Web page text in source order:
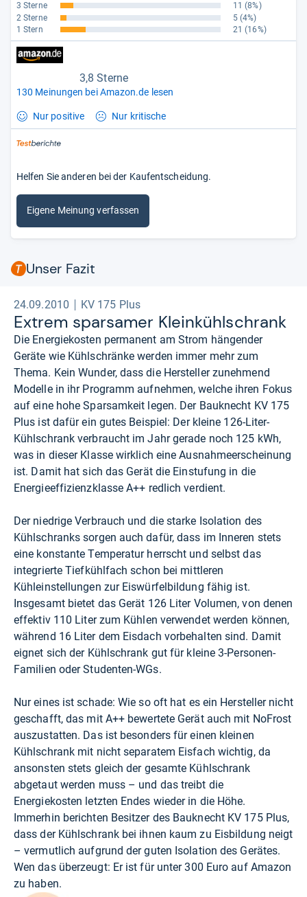
3 Sterne
11 (8%)
2 Sterne
5 (4%)
1 Stern
21 (16%)
3,8 Sterne
130 Meinungen bei Amazon.de lesen
Nur positive Nur kritische
Helfen Sie anderen bei der Kaufentscheidung.
Eigene Meinung verfassen
Unser Fazit
24.09.2010 KV 175 Plus
Extrem spar­sa­mer Klein­kühl­schrank
Die Energiekosten permanent am Strom hängender
Geräte wie Kühlschränke werden immer mehr zum
Thema. Kein Wunder, dass die Hersteller zunehmend
Modelle in ihr Programm aufnehmen, welche ihren Fokus
auf eine hohe Sparsamkeit legen. Der Bauknecht KV 175
Plus ist dafür ein gutes Beispiel: Der kleine 126-Liter-
Kühlschrank verbraucht im Jahr gerade noch 125 kWh,
was in dieser Klasse wirklich eine Ausnahmeerscheinung
ist. Damit hat sich das Gerät die Einstufung in die
Energieeffizienzklasse A++ redlich verdient.
Der niedrige Verbrauch und die starke Isolation des
Kühlschranks sorgen auch dafür, dass im Inneren stets
eine konstante Temperatur herrscht und selbst das
integrierte Tiefkühlfach schon bei mittleren
Kühleinstellungen zur Eiswürfelbildung fähig ist.
Insgesamt bietet das Gerät 126 Liter Volumen, von denen
effektiv 110 Liter zum Kühlen verwendet werden können,
während 16 Liter dem Eisdach vorbehalten sind. Damit
eignet sich der Kühlschrank gut für kleine 3-Personen-
Familien oder Studenten-WGs.
Nur eines ist schade: Wie so oft hat es ein Hersteller nicht
geschafft, das mit A++ bewertete Gerät auch mit NoFrost
auszustatten. Das ist besonders für einen kleinen
Kühlschrank mit nicht separatem Eisfach wichtig, da
ansonsten stets gleich der gesamte Kühlschrank
abgetaut werden muss – und das treibt die
Energiekosten letzten Endes wieder in die Höhe.
Immerhin berichten Besitzer des Bauknecht KV 175 Plus,
dass der Kühlschrank bei ihnen kaum zu Eisbildung neigt
– vermutlich aufgrund der guten Isolation des Gerätes.
Wen das überzeugt: Er ist für unter 300 Euro auf Amazon
zu haben.